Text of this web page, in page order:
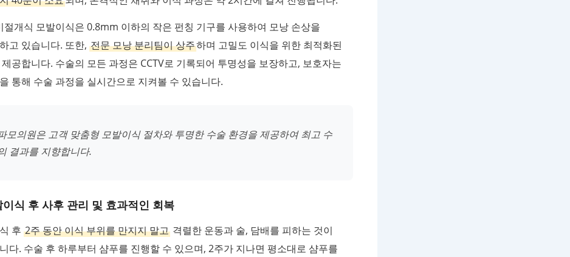
절개식 모발이식은 0.8mm 이하의 작은 펀칭 기구를 사용하여 모낭 손상을
고 있습니다. 또한, 전문 모낭 분리팀이 상주하며 고밀도 이식을 위한 최적화된
공합니다. 수술의 모든 과정은 CCTV로 기록되어 투명성을 보장하고, 보호자는
통해 수술 과정을 실시간으로 지켜볼 수 있습니다.
모의원은 고객 맞춤형 모발이식 절차와 투명한 수술 환경을 제공하여 최고 수
결과를 지향합니다.
이식 후 사후 관리 및 효과적인 회복
후 2주 동안 이식 부위를 만지지 말고 격렬한 운동과 술, 담배를 피하는 것이
다. 수술 후 하루부터 샴푸를 진행할 수 있으며, 2주가 지나면 평소대로 샴푸를